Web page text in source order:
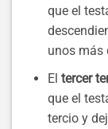
que el
unos más
El tercer
que el
tercio y